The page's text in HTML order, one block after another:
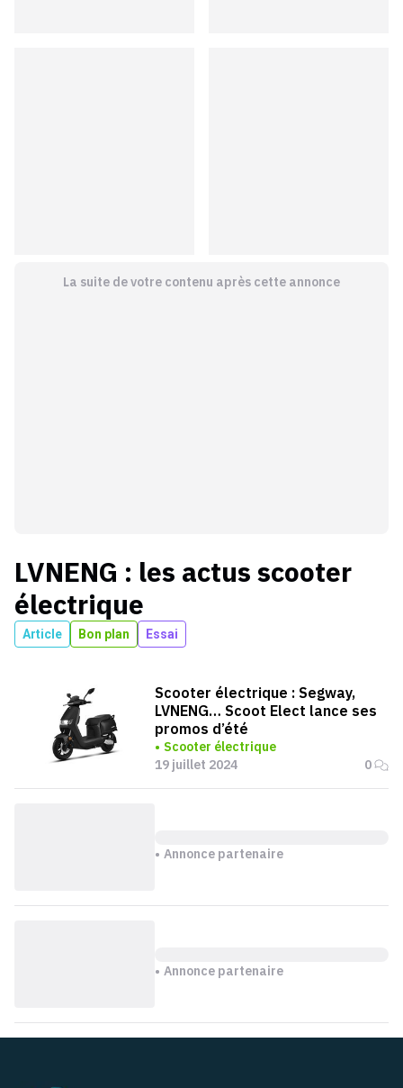
La suite de votre contenu après cette annonce
LVNENG : les actus scooter
électrique
Article Bon plan Essai
Scooter électrique : Segway,
LVNENG… Scoot Elect lance ses
promos d’été
Scooter électrique
19 juillet 2024
0
Annonce partenaire
Annonce partenaire